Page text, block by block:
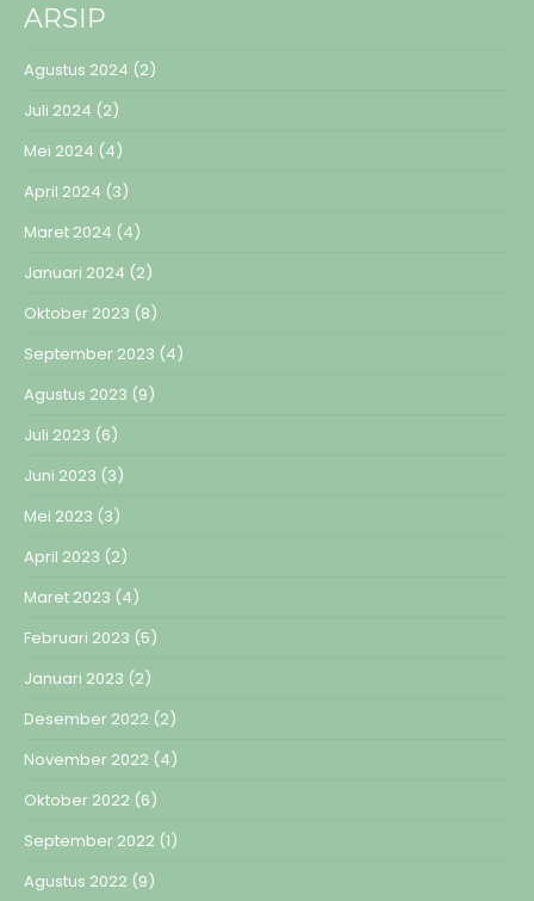
ARSIP
Agustus 2024 (2)
Juli 2024 (2)
Mei 2024 (4)
April 2024 (3)
Maret 2024 (4)
Januari 2024 (2)
Oktober 2023 (8)
September 2023 (4)
Agustus 2023 (9)
Juli 2023 (6)
Juni 2023 (3)
Mei 2023 (3)
April 2023 (2)
Maret 2023 (4)
Februari 2023 (5)
Januari 2023 (2)
Desember 2022 (2)
November 2022 (4)
Oktober 2022 (6)
September 2022 (1)
Agustus 2022 (9)